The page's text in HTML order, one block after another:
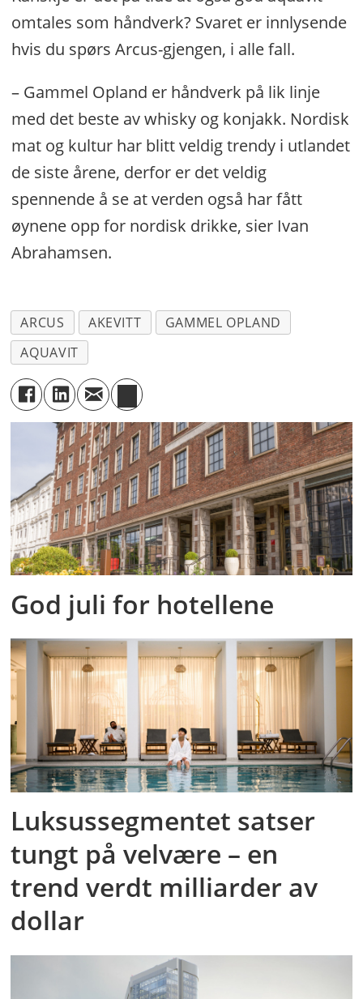
omtales som håndverk? Svaret er innlysende
hvis du spørs Arcus-gjengen, i alle fall.
– Gammel Opland er håndverk på lik linje
med det beste av whisky og konjakk. Nordisk
mat og kultur har blitt veldig trendy i utlandet
de siste årene, derfor er det veldig
spennende å se at verden også har fått
øynene opp for nordisk drikke, sier Ivan
Abrahamsen.
ARCUS AKEVITT
GAMMEL OPLAND
AQUAVIT
God juli for hotellene
Luksussegmentet satser
tungt på velvære – en
trend verdt milliarder av
dollar